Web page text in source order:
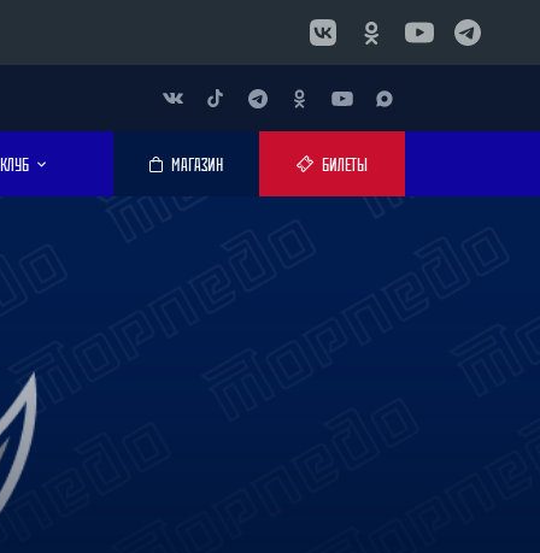
КЛУБ МАГАЗИН БИЛЕТЫ